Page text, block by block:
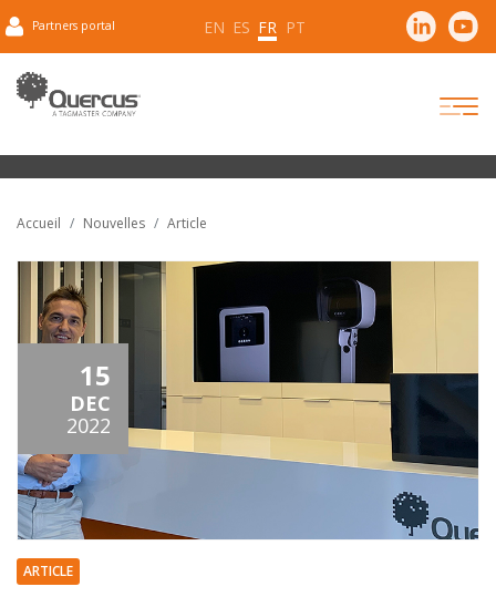
Partners portal EN ES FR PT
Accueil Nouvelles Article
15
DEC
2022
ARTICLE